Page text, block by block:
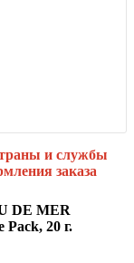
и службы
заказа
DE MER
20 г.